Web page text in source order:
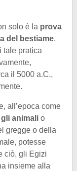
solo è la prova
del bestiame,
tale pratica
il 5000 a.C.,
all’epoca come
animali o
gregge o della
potesse
ciò, gli Egizi
insieme alla